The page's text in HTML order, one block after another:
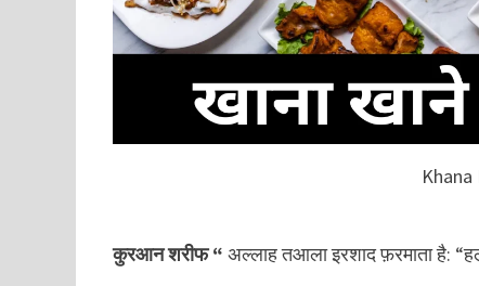
कुरआन शरीफ “ अल्लाह तआला इरशाद फ़रमाता है: